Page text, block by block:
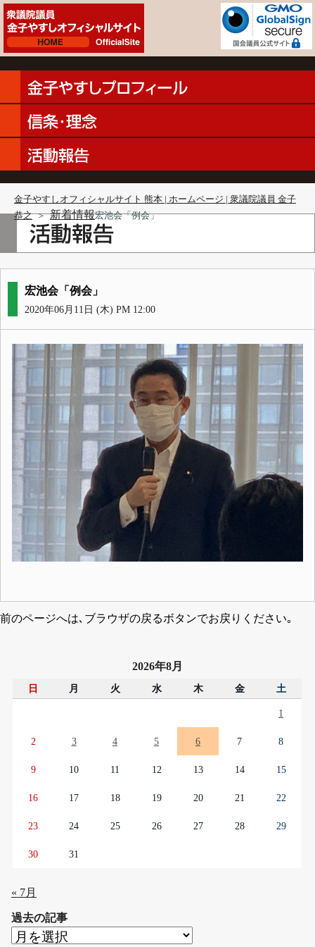
金子やすしオフィシャルサイト 熊本 | ホームページ | 衆議院議員 金子
恭之 ＞ 新着情報宏池会「例会」
宏池会「例会」
2020年06月11日 (木) PM 12:00
前のページへは､ブラウザの戻るボタンでお戻りください｡
2026年8月
日 月 火 水 木 金 土
1
2 3 4 5 6 7 8
9 10 11 12 13 14 15
16 17 18 19 20 21 22
23 24 25 26 27 28 29
30 31
« 7月
過去の記事
過